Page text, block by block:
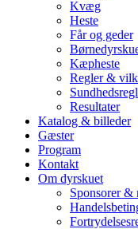
Kvæg
Heste
Får og geder
Kæpheste
Regler &
Resultater
Katalog & billeder
Gæster
Program
Kontakt
Om dyrskuet
Sponsorer &